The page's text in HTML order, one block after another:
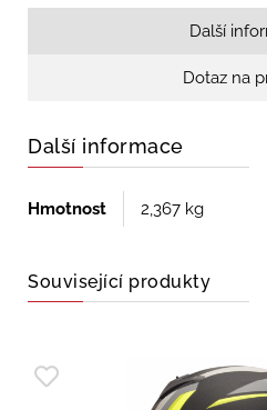
Další
Dotaz na
Další informace
Hmotnost 2,367 kg
Související produkty